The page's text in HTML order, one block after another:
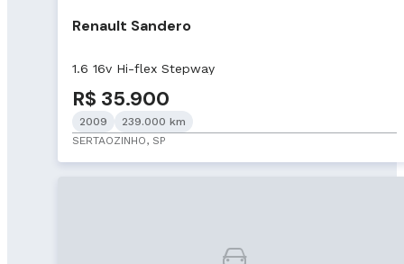
Renault Sandero
1.6 16v Hi-flex Stepway
R$ 35.900
2009
239.000 km
SERTAOZINHO, SP